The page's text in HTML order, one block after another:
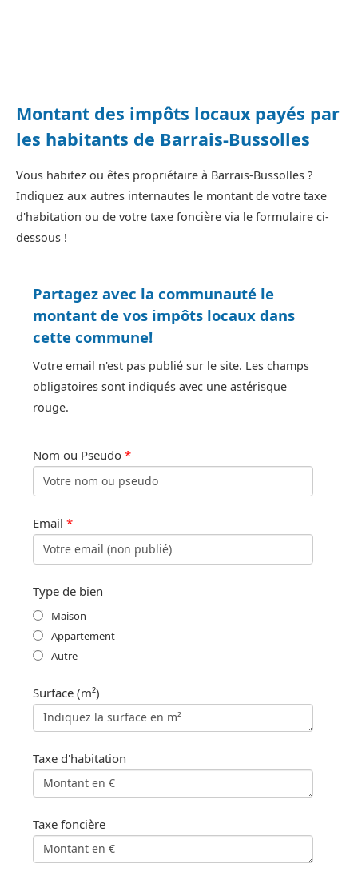
Montant des impôts locaux payés par
les habitants de Barrais-Bussolles
Vous habitez ou êtes propriétaire à Barrais-Bussolles ?
Indiquez aux autres internautes le montant de votre taxe
d'habitation ou de votre taxe foncière via le formulaire ci-
dessous !
Partagez avec la communauté le
montant de vos impôts locaux dans
cette commune!
Votre email n'est pas publié sur le site. Les champs
obligatoires sont indiqués avec une astérisque
rouge.
Nom ou Pseudo *
Email *
Type de bien
Maison
Appartement
Autre
Surface (m²)
Taxe d'habitation
Taxe foncière